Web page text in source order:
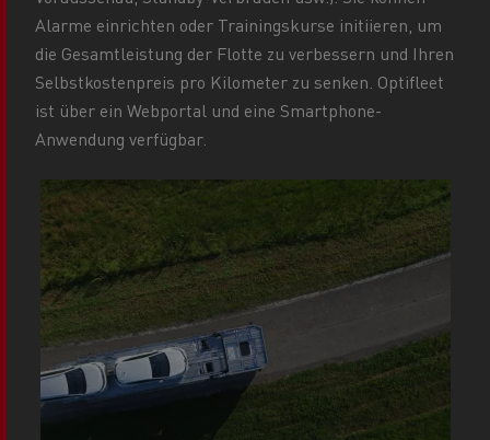
Alarme einrichten oder Trainingskurse initiieren, um
die Gesamtleistung der Flotte zu verbessern und Ihren
Selbstkostenpreis pro Kilometer zu senken. Optifleet
ist über ein Webportal und eine Smartphone-
Anwendung verfügbar.